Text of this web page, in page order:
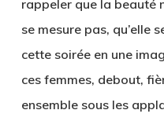
rappeler que la beauté
se mesure pas, qu’elle
cette soirée en une
ces femmes, debout,
ensemble sous les